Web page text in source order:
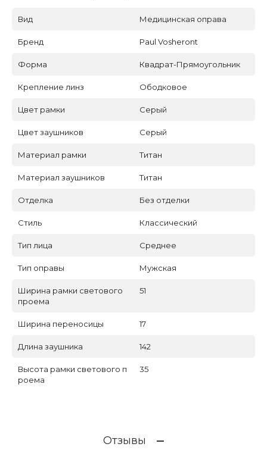
Вид Медицинская оправа
Бренд Paul Vosheront
Форма Квадрат-Прямоугольник
Крепление линз Ободковое
Цвет рамки Серый
Цвет заушников Серый
Материал рамки Титан
Материал заушников Титан
Отделка Без отделки
Стиль Классический
Тип лица Среднее
Тип оправы Мужская
Ширина рамки светового
проема
51
Ширина переносицы 17
Длина заушника 142
Высота рамки светового п
роема
35
Отзывы